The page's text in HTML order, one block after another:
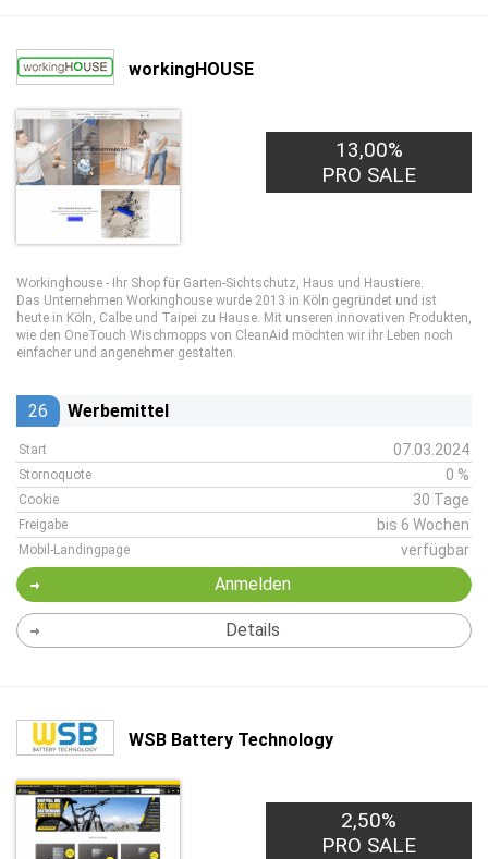
workingHOUSE
13,00%
PRO SALE
Workinghouse - Ihr Shop für Garten-Sichtschutz, Haus und Haustiere.
Das Unternehmen Workinghouse wurde 2013 in Köln gegründet und ist
heute in Köln, Calbe und Taipei zu Hause. Mit unseren innovativen Produkten,
wie den OneTouch Wischmopps von CleanAid möchten wir ihr Leben noch
einfacher und angenehmer gestalten.
26 Werbemittel
Start 07.03.2024
Stornoquote 0 %
Cookie 30 Tage
Freigabe bis 6 Wochen
Mobil-Landingpage verfügbar
Anmelden
Details
WSB Battery Technology
2,50%
PRO SALE